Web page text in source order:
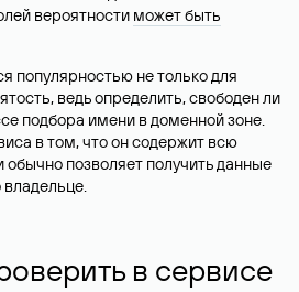
вероятности может быть
популярностью не только для
ведь определить, свободен ли
подбора имени в доменной зоне.
в том, что он содержит всю
позволяет получить данные
в сервисе